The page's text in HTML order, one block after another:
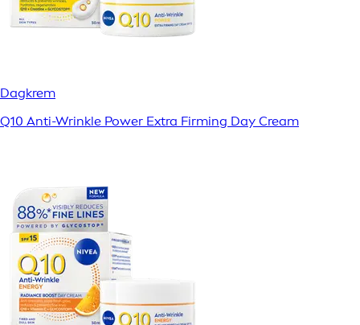
Dagkrem
Q10 Anti-Wrinkle Power Extra Firming Day Cream